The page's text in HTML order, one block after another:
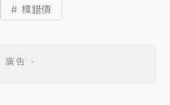
# 標錯價